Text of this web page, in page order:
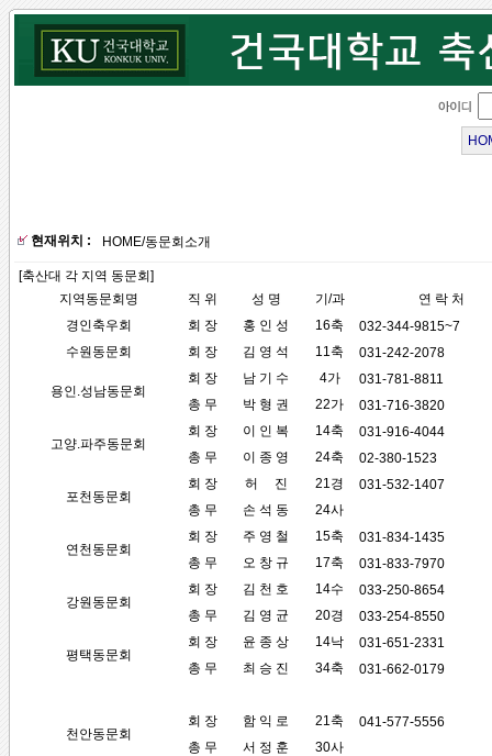
현재위치 : HOME/동문회소개
[축산대 각 지역 동문회]
지역동문회명
직 위 성 명 기/과
연 락 처
경인축우회
회 장 홍 인 성 16축
032-344-9815~7
수원동문회
회 장 김 영 석 11축 031-242-2078
용인.성남동문회
회 장 남 기 수 4가
031-781-8811
총 무
박 형 권 22가 031-716-3820
고양.파주동문회
회 장 이 인 복 14축
031-916-4044
총 무
이 종 영 24축 02-380-1523
포천동문회
회 장 허 진 21경
031-532-1407
총 무
손 석 동 24사
연천동문회
회 장 주 영 철 15축
031-834-1435
총 무
오 창 규 17축 031-833-7970
강원동문회
회 장 김 천 호 14수
033-250-8654
총 무
김 영 균 20경 033-254-8550
평택동문회
회 장 윤 종 상 14낙
031-651-2331
총 무
최 승 진 34축 031-662-0179
천안동문회
회 장 함 익 로 21축
041-577-5556
총 무
서 정 훈 30사